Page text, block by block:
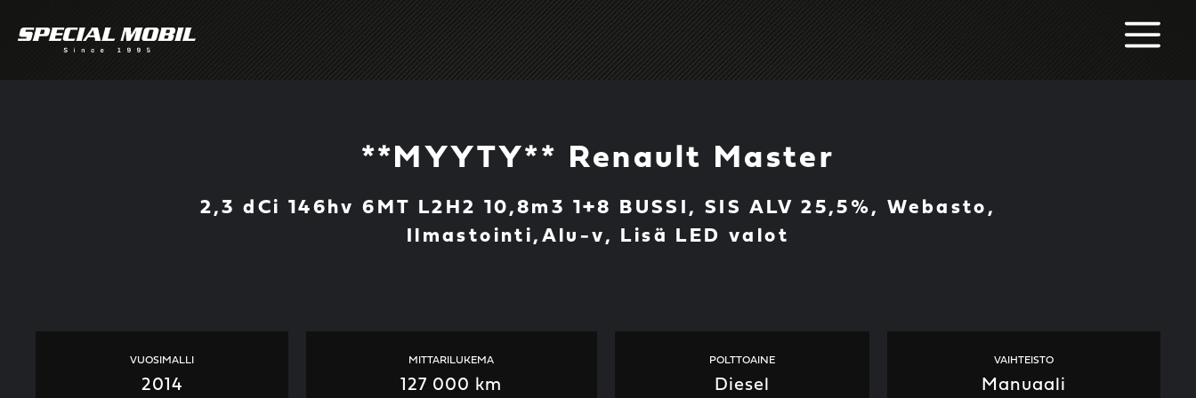
**MYYTY** Renault Master
2,3 dCi 146hv 6MT L2H2 10,8m3 1+8 BUSSI, SIS ALV 25,5%, Webasto,
Ilmastointi,Alu-v, Lisä LED valot
VUOSIMALLI
2014
MITTARILUKEMA
127 000 km
POLTTOAINE
Diesel
VAIHTEISTO
Manuaali